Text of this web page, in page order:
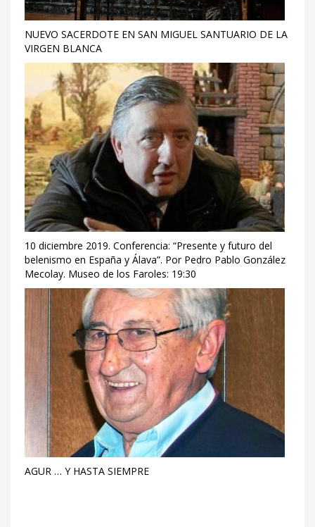
NUEVO SACERDOTE EN SAN MIGUEL SANTUARIO DE LA
VIRGEN BLANCA
10 diciembre 2019. Conferencia: “Presente y futuro del
belenismo en España y Álava”. Por Pedro Pablo González
Mecolay. Museo de los Faroles: 19:30
AGUR … Y HASTA SIEMPRE